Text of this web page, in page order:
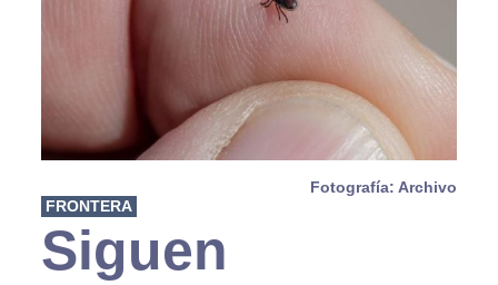
Fotografía: Archivo
FRONTERA
Siguen